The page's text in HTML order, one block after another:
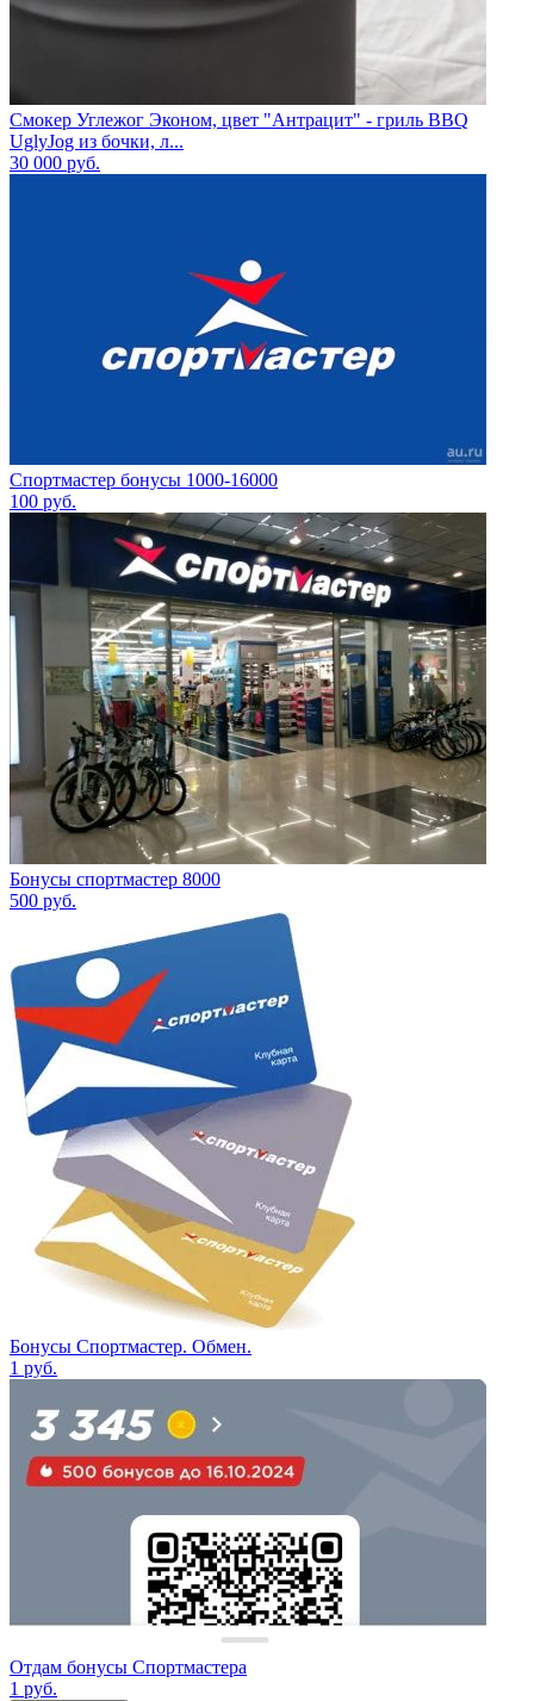
Смокер Углежог Эконом, цвет "Антрацит" - гриль BBQ
UglyJog из бочки, л...
30 000 руб.
Спортмастер бонусы 1000-16000
100 руб.
Бонусы спортмастер 8000
500 руб.
Бонусы Спортмастер. Обмен.
1 руб.
Отдам бонусы Спортмастера
1 руб.